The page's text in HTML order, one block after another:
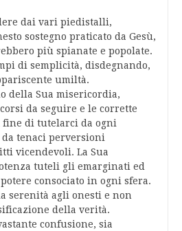
dai vari piedistalli,
sostegno praticato da Gesù,
più spianate e popolate.
di semplicità, disdegnando,
umiltà.
della Sua misericordia,
da seguire e le corrette
fine di tutelarci da ogni
tenaci perversioni
vicendevoli. La Sua
tuteli gli emarginati ed
consociato in ogni sfera.
serenità agli onesti e non
della verità.
confusione, sia